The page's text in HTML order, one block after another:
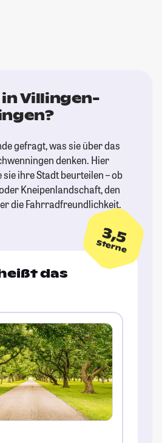
Villingen-
gefragt, was sie über das
denken. Hier
sie ihre Stadt beurteilen – ob
Kneipenlandschaft, den
die Fahrradfreundlichkeit.
3,5
Sterne
das